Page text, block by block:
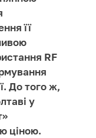
її
RF
До того ж,
у
ціною.